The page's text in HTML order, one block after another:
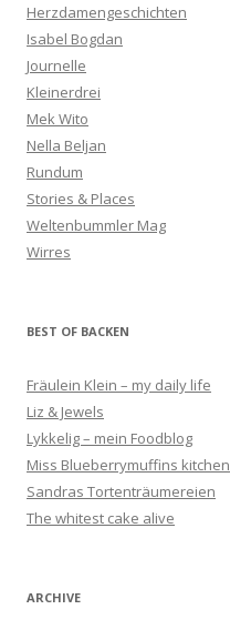
Herzdamengeschichten
Isabel Bogdan
Journelle
Kleinerdrei
Mek Wito
Nella Beljan
Rundum
Stories & Places
Weltenbummler Mag
Wirres
BEST OF BACKEN
Fräulein Klein – my daily life
Liz & Jewels
Lykkelig – mein Foodblog
Miss Blueberrymuffins kitchen
Sandras Tortenträumereien
The whitest cake alive
ARCHIVE